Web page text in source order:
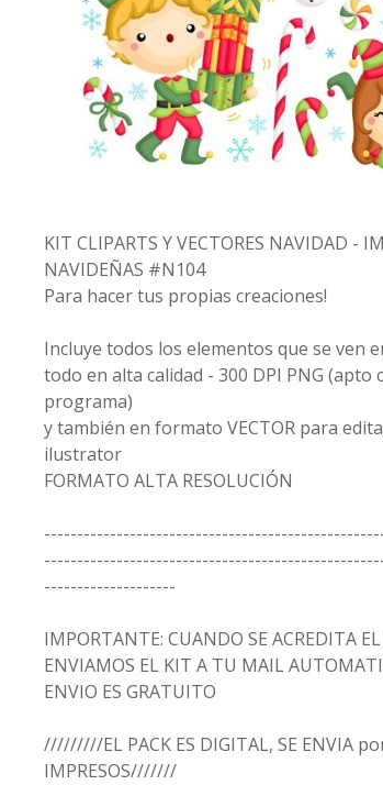
KIT CLIPARTS Y VECTORES NAVIDAD -
NAVIDEÑAS #N104
Para hacer tus propias creaciones!
Incluye todos los elementos que se ven
todo en alta calidad - 300 DPI PNG (apto
programa)
y también en formato VECTOR para
ilustrator
FORMATO ALTA RESOLUCIÓN
--------------------
IMPORTANTE: CUANDO SE ACREDITA
ENVIAMOS EL KIT A TU MAIL
ENVIO ES GRATUITO
/////////EL PACK ES DIGITAL, SE ENVIA
IMPRESOS///////